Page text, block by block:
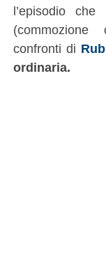
l’episodio
confronti di
ordinaria.